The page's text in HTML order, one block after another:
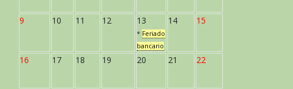
9 10 11 12 13
* Feriado
bancario
14 15
16 17 18 19 20 21 22